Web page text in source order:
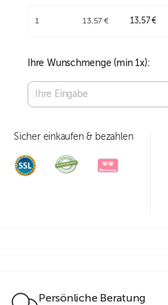
1 13,57 € 13,57 €
Ihre Wunschmenge (min1x):
Sicher einkaufen & bezahlen
Persönliche Beratung